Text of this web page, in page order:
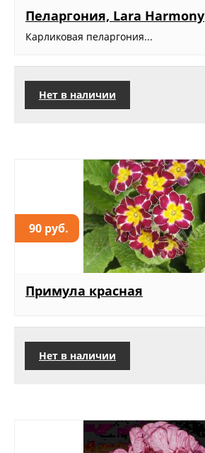
Пеларгония, Lara Harmony
Карликовая пеларгония...
Нет в наличии
90 руб.
Примула красная
Нет в наличии